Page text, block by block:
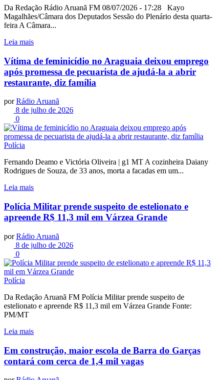
Da Redação Rádio Aruanã FM 08/07/2026 - 17:28 Kayo
Magalhães/Câmara dos Deputados Sessão do Plenário desta quarta-
feira A Câmara...
Leia mais
Vítima de feminicídio no Araguaia deixou emprego
após promessa de pecuarista de ajudá-la a abrir
restaurante, diz família
por Rádio Aruanã
8 de julho de 2026
0
Polícia
Fernando Deamo e Victória Oliveira | g1 MT A cozinheira Daiany
Rodrigues de Souza, de 33 anos, morta a facadas em um...
Leia mais
Polícia Militar prende suspeito de estelionato e
apreende R$ 11,3 mil em Várzea Grande
por Rádio Aruanã
8 de julho de 2026
0
Polícia
Da Redação Aruanã FM Polícia Militar prende suspeito de
estelionato e apreende R$ 11,3 mil em Várzea Grande Fonte:
PM/MT
Leia mais
Em construção, maior escola de Barra do Garças
contará com cerca de 1,4 mil vagas